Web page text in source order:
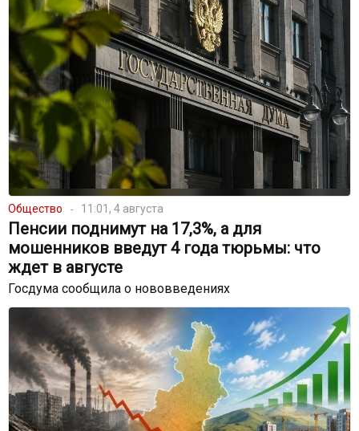
Общество 11:01, 4 августа
Пенсии поднимут на 17,3%, а для
мошенников введут 4 года тюрьмы: что
ждет в августе
Госдума сообщила о нововведениях